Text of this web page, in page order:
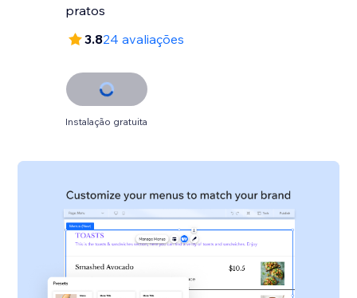
pratos
3.824 avaliações
Instalação gratuita